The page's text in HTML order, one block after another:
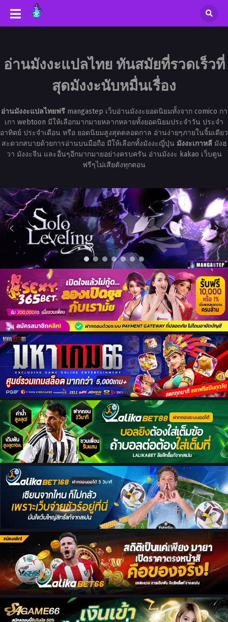
อ่านมังงะแปลไทย ทันสมัยที่รวดเร็วที่
สุดมังงะนับหมื่นเรื่อง
อ่านมังงะแปลไทยฟรีmangastep เว็บอ่านมังงะยอดนิยมทั้งจาก comico กา
เกา webtoon มีให้เลือกมากมายหลากหลายทั้งยอดนิยมประจำวัน ประจำ
อาทิตย์ ประจำเดือน หรือ ยอดนิยมสูงสุดตลอดกาล อ่านง่ายๆภายในจิ้มเดียว
สะดวกสบายด้วยการอ่านบนมือถือ มีให้เลือกทั้งมังงะญี่ปุ่น มังงะเกาหลีมังฮ
วา มังงะจีน และอื่นๆอีกมากมายอย่างครบครัน อ่านมังงะ kakao เว็บตูน
ฟรีๆไม่เสียตังทุกตอน